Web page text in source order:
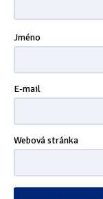
Jméno
E-mail
Webová stránka